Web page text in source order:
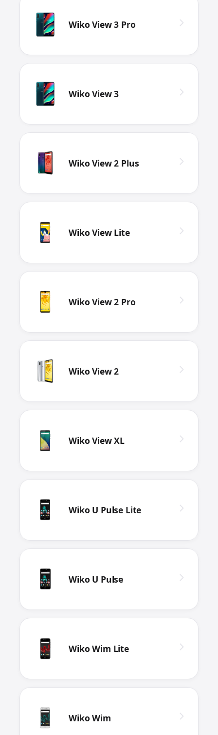
Wiko View 3 Pro
Wiko View 3
Wiko View 2 Plus
Wiko View Lite
Wiko View 2 Pro
Wiko View 2
Wiko View XL
Wiko U Pulse Lite
Wiko U Pulse
Wiko Wim Lite
Wiko Wim